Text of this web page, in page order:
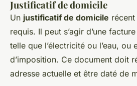
Justificatif de domicile
Un justificatif de domicile
requis. Il peut s’agir d’une
telle que l’électricité ou l’eau, ou
d’imposition. Ce document doit
adresse actuelle et être daté de